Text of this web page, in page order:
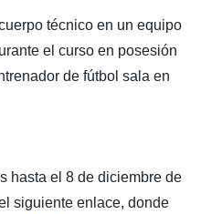
técnico en un equipo
el curso en posesión
de fútbol sala en
hasta el 8 de diciembre de
siguiente enlace, donde